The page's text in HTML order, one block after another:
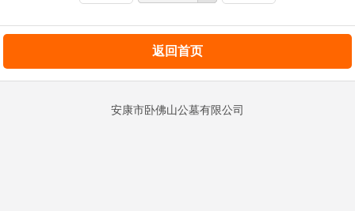
返回首页
安康市卧佛山公墓有限公司